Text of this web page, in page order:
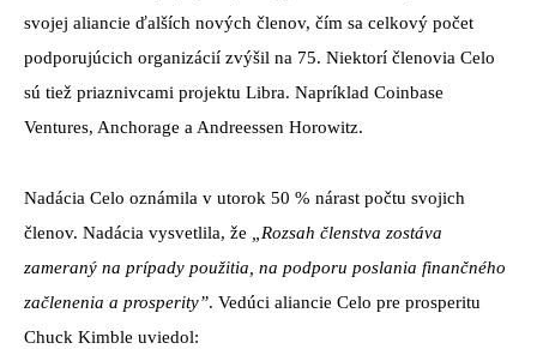
svojej aliancie ďalších nových členov, čím sa celkový počet
podporujúcich organizácií zvýšil na 75. Niektorí členovia Celo
sú tiež priaznivcami projektu Libra. Napríklad Coinbase
Ventures, Anchorage a Andreessen Horowitz.
Nadácia Celo oznámila v utorok 50 % nárast počtu svojich
členov. Nadácia vysvetlila, že „Rozsah členstva zostáva
zameraný na prípady použitia, na podporu poslania finančného
začlenenia a prosperity”. Vedúci aliancie Celo pre prosperitu
Chuck Kimble uviedol: